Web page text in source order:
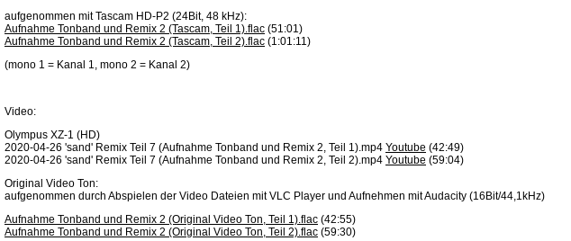
aufgenommen mit Tascam HD-P2 (24Bit, 48 kHz):
Aufnahme Tonband und Remix 2 (Tascam, Teil 1).flac (51:01)
Aufnahme Tonband und Remix 2 (Tascam, Teil 2).flac (1:01:11)
(mono 1 = Kanal 1, mono 2 = Kanal 2)
Video:
Olympus XZ-1 (HD)
2020-04-26 'sand' Remix Teil 7 (Aufnahme Tonband und Remix 2, Teil 1).mp4 Youtube (42:49)
2020-04-26 'sand' Remix Teil 7 (Aufnahme Tonband und Remix 2, Teil 2).mp4 Youtube (59:04)
Original Video Ton:
aufgenommen durch Abspielen der Video Dateien mit VLC Player und Aufnehmen mit Audacity (16Bit/44,1kHz)
Aufnahme Tonband und Remix 2 (Original Video Ton, Teil 1).flac (42:55)
Aufnahme Tonband und Remix 2 (Original Video Ton, Teil 2).flac (59:30)